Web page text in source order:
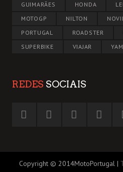
GUIMARÃES
HONDA
MOTOGP
NILTON
PORTUGAL
ROADSTER
SUPERBIKE
VIAJAR
REDES SOCIAIS
Copyright © 2014MotoPortugal |